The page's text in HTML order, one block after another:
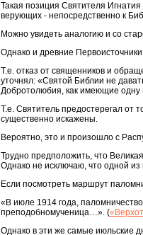
Такая позиция Святителя
верующих - непосредственно к
Можно увидеть аналогию и со
Однако и древние
Т.е. отказ от священников и
уточнял: «Святой Библии не
Добротолюбия, как имеющие одну
Т.е. Святитель предостерегал от
существенно искажены.
Вероятно, это и произошло с
Трудно предположить, что
Однако не исключаю, что одной
Если посмотреть маршрут
«В июле 1914 года,
преподобномученица…». (
Однако в эти же самые июльские